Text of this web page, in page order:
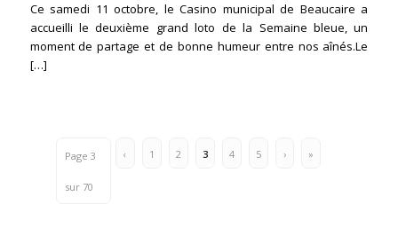
Ce samedi 11 octobre, le Casino municipal de Beaucaire a
accueilli le deuxième grand loto de la Semaine bleue, un
moment de partage et de bonne humeur entre nos aînés.Le
[…]
Page 3
sur 70
‹ 1 2 3 4 5 › »